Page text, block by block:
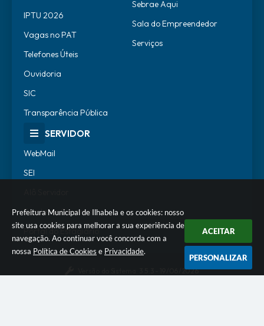
Prefeitura Municipal de Ilhabela e os cookies: nosso
site usa cookies para melhorar a sua experiência de
navegação. Ao continuar você concorda com a
nossa Política de Cookies e Privacidade.
ACEITAR
PERSONALIZAR
IPTU 2026
Vagas no PAT
Telefones Úteis
Ouvidoria
SIC
Transparência Pública
Sebrae Aqui
Sala do Empreendedor
Serviços
SERVIDOR
WebMail
SEI
Escola de Governo
Portal do Estagiário
3.5.3 - 19/06/2026